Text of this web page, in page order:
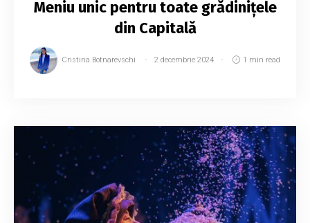
Meniu unic pentru toate grădinițele
din Capitală
Cristina Botnarevschi 2 decembrie 2024 1 min read